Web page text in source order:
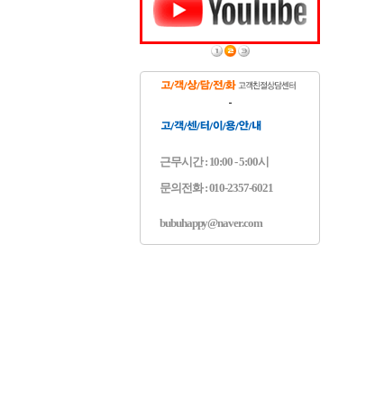
근무시간 : 10:00 - 5:00시
문의전화 : 010-2357-6021
bubuhappy@naver.com